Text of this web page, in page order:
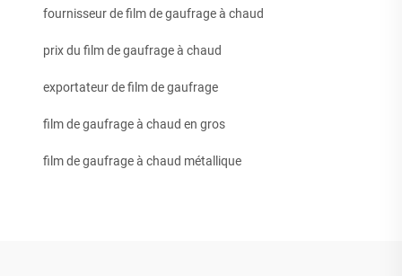
fournisseur de film de gaufrage à chaud
prix du film de gaufrage à chaud
exportateur de film de gaufrage
film de gaufrage à chaud en gros
film de gaufrage à chaud métallique